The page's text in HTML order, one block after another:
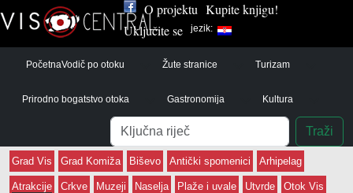
O projektu Kupite knjigu!
Uključite se
jezik:
PočetnaVodič po otoku Žute stranice Turizam
Prirodno bogatstvo otoka Gastronomija Kultura
Pretraga
Traži
Grad Vis Grad Komiža Biševo Antički spomenici Arhipelag
Atrakcije Crkve Muzeji Naselja Plaže i uvale Utvrde Otok Vis